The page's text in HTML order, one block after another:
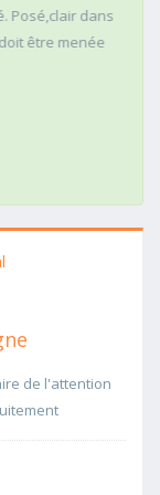
dans
être menée
de l'attention